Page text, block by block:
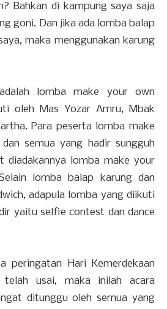
Bahkan di kampung saya saja
goni. Dan jika ada lomba balap
maka menggunakan karung
lomba make your own
oleh Mas Yozar Amru, Mbak
Para peserta lomba make
semua yang hadir sungguh
diadakannya lomba make your
lomba balap karung dan
adapula lomba yang diikuti
yaitu selfie contest dan dance
peringatan Hari Kemerdekaan
telah usai, maka inilah acara
ditunggu oleh semua yang